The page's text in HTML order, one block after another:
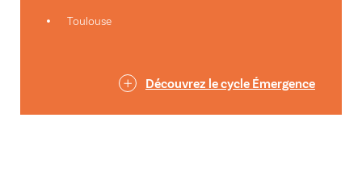
Toulouse
Découvrez le cycle Émergence